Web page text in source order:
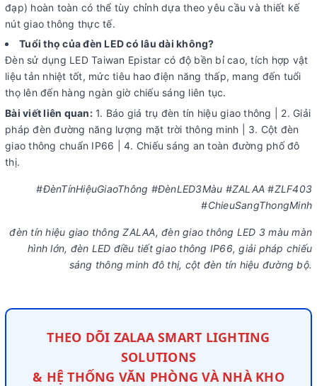
đạp) hoàn toàn có thể tùy chỉnh dựa theo yêu cầu và thiết kế
nút giao thông thực tế.
Tuổi thọ của đèn LED có lâu dài không?
Đèn sử dụng LED Taiwan Epistar có độ bền bỉ cao, tích hợp vật
liệu tản nhiệt tốt, mức tiêu hao điện năng thấp, mang đến tuổi
thọ lên đến hàng ngàn giờ chiếu sáng liên tục.
Bài viết liên quan:1. Báo giá trụ đèn tín hiệu giao thông | 2. Giải
pháp đèn đường năng lượng mặt trời thông minh | 3. Cột đèn
giao thông chuẩn IP66 | 4. Chiếu sáng an toàn đường phố đô
thị.
#ĐènTínHiệuGiaoThông #ĐènLED3Màu #ZALAA #ZLF403
#ChieuSangThongMinh
đèn tín hiệu giao thông ZALAA, đèn giao thông LED 3 màu màn
hình lớn, đèn LED điều tiết giao thông IP66, giải pháp chiếu
sáng thông minh đô thị, cột đèn tín hiệu đường bộ.
THEO DÕI ZALAA SMART LIGHTING
SOLUTIONS
& HỆ THỐNG VĂN PHÒNG VÀ NHÀ KHO